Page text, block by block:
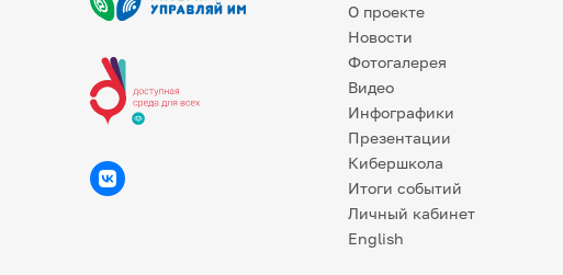
О проекте
Новости
Фотогалерея
Видео
Инфографики
Презентации
Кибершкола
Итоги событий
Личный кабинет
English